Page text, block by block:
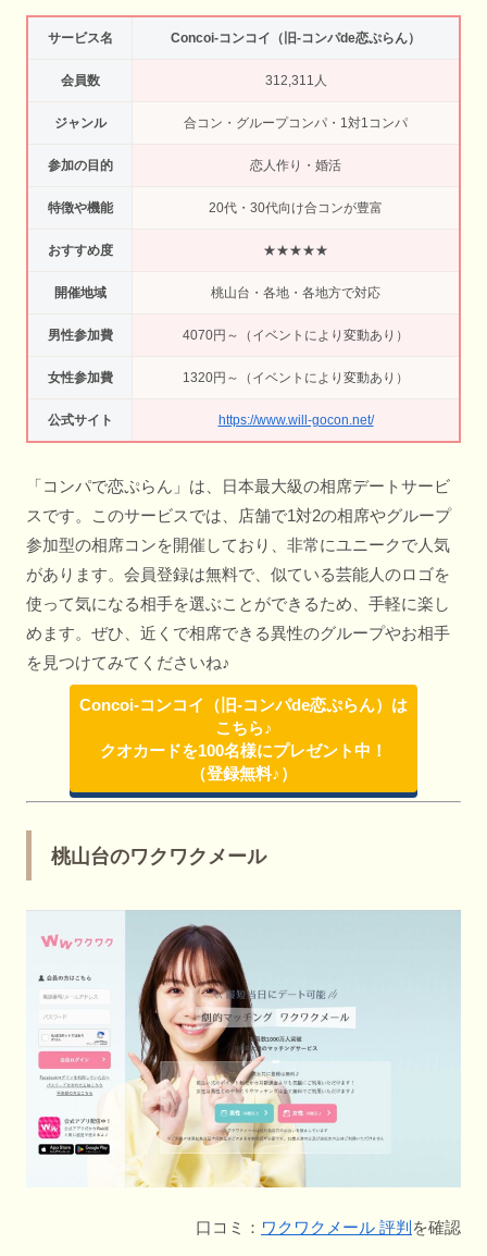
サービス名 Concoi-コンコイ（旧-コンパde恋ぷらん）
会員数 312,311人
ジャンル 合コン・グループコンパ・1対1コンパ
参加の目的 恋人作り・婚活
特徴や機能 20代・30代向け合コンが豊富
おすすめ度 ★★★★★
開催地域 桃山台・各地・各地方で対応
男性参加費 4070円～（イベントにより変動あり）
女性参加費 1320円～（イベントにより変動あり）
公式サイト https://www.will-gocon.net/
「コンパで恋ぷらん」は、日本最大級の相席デートサービ
スです。このサービスでは、店舗で1対2の相席やグループ
参加型の相席コンを開催しており、非常にユニークで人気
があります。会員登録は無料で、似ている芸能人のロゴを
使って気になる相手を選ぶことができるため、手軽に楽し
めます。ぜひ、近くで相席できる異性のグループやお相手
を見つけてみてくださいね♪
Concoi-コンコイ（旧-コンパde恋ぷらん）は
こちら♪
クオカードを100名様にプレゼント中！
（登録無料♪）
桃山台のワクワクメール
口コミ： ワクワクメール 評判 を確認